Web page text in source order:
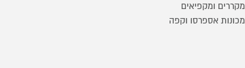
מקררים ומקפיאים
מכונות אספרסו וקפה